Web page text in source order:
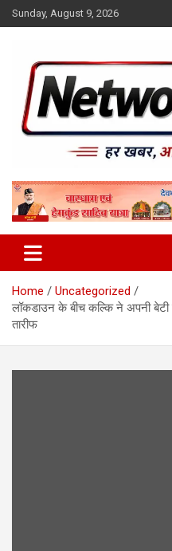
Skip
to
Sunday, August 9, 2026
Network10tv
Home
Uncategorized
लॉकडाउन के बीच कल्कि ने अपनी
तारीफ